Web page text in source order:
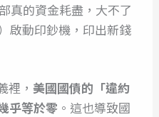
真的資金耗盡，大不了
啟動印鈔機，印出新錢
裡， 美國國債的「違約
乎等於零 。這也導致國